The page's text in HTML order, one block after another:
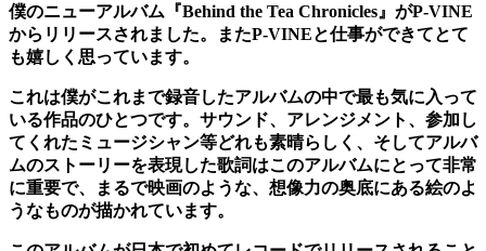
僕のニューアルバム『Behind the Tea Chronicles』がP-VINE
からリリースされました。またP-VINEと仕事ができてとて
も嬉しく思っています。
これは僕がこれまで録音したアルバムの中で最も気に入って
いる作品のひとつです。サウンド、アレンジメント、参加し
てくれたミュージシャン等どれも素晴らしく、そしてアルバ
ムのストーリーを表現した歌詞はこのアルバムにとって非常
に重要で、まるで映画のような、想像力の奥底にある絵のよ
うなものが描かれています。